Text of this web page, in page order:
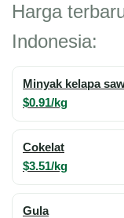
Harga
Indonesia:
Minyak kelapa
$0.91/kg
Cokelat
$3.51/kg
Gula